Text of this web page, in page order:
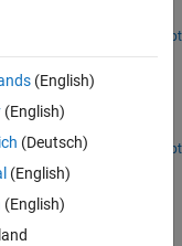
Open Live Script
for Uplink Trigger-
uplink TB format with
Open Live Script
(English)
(English)
(Deutsch)
(English)
(English)